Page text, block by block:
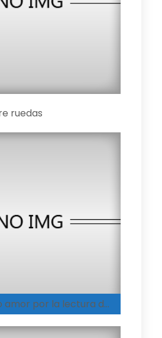
ruedas
Sembrando amor por la lectura desde la infancia